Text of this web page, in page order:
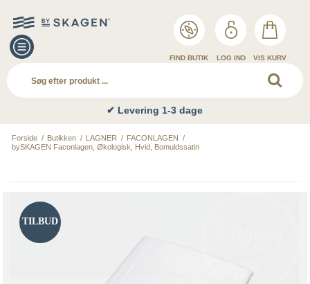
FIND BUTIK LOG IND VIS KURV
✔ Levering 1-3 dage
Forside / Butikken / LAGNER / FACONLAGEN /
bySKAGEN Faconlagen, Økologisk, Hvid, Bomuldssatin
TILBUD